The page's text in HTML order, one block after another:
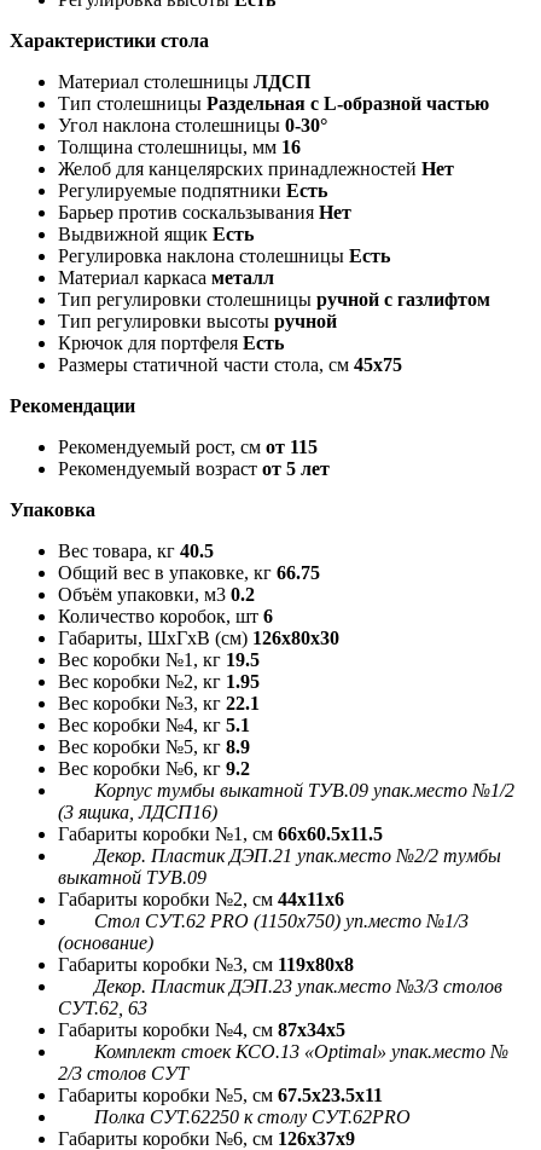
Характеристики стола
Материал столешницы ЛДСП
Тип столешницы Раздельная с L-образной частью
Угол наклона столешницы 0-30°
Толщина столешницы, мм 16
Желоб для канцелярских принадлежностей Нет
Регулируемые подпятники Есть
Барьер против соскальзывания Нет
Выдвижной ящик Есть
Регулировка наклона столешницы Есть
Материал каркаса металл
Тип регулировки столешницы ручной с газлифтом
Тип регулировки высоты ручной
Крючок для портфеля Есть
Размеры статичной части стола, см 45x75
Рекомендации
Рекомендуемый рост, см от 115
Рекомендуемый возраст от 5 лет
Упаковка
Вес товара, кг 40.5
Общий вес в упаковке, кг 66.75
Объём упаковки, м3 0.2
Количество коробок, шт 6
Габариты, ШxГxВ (см) 126x80x30
Вес коробки №1, кг 19.5
Вес коробки №2, кг 1.95
Вес коробки №3, кг 22.1
Вес коробки №4, кг 5.1
Вес коробки №5, кг 8.9
Вес коробки №6, кг 9.2
Корпус тумбы выкатной ТУВ.09 упак.место №1/2
(3 ящика, ЛДСП16)
Габариты коробки №1, см 66x60.5x11.5
Декор. Пластик ДЭП.21 упак.место №2/2 тумбы
выкатной ТУВ.09
Габариты коробки №2, см 44x11x6
Стол СУТ.62 PRO (1150х750) уп.место №1/3
(основание)
Габариты коробки №3, см 119x80x8
Декор. Пластик ДЭП.23 упак.место №3/3 столов
СУТ.62, 63
Габариты коробки №4, см 87x34x5
Комплект стоек КСО.13 «Optimal» упак.место №
2/3 столов СУТ
Габариты коробки №5, см 67.5x23.5x11
Полка СУТ.62250 к столу СУТ.62PRO
Габариты коробки №6, см 126x37x9